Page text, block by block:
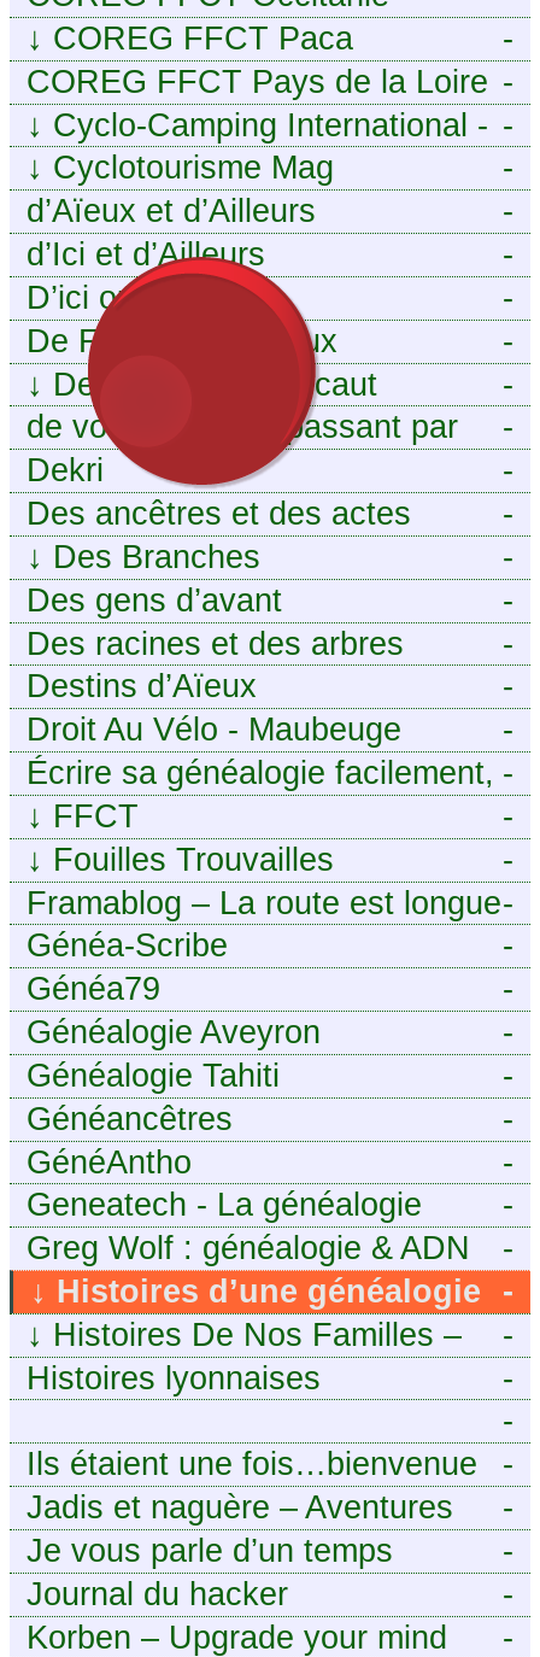
-
↓ COREG FFCT Paca
-
COREG FFCT Pays de la Loire
-
↓ Cyclo-Camping International -
Le voyage à vélo
-
↓ Cyclotourisme Mag
-
d’Aïeux et d’Ailleurs
-
d’Ici et d’Ailleurs
-
D’ici ou d’ailleurs
-
De France et d’Aïeux
-
↓ De la Baïse à l’Escaut
-
de vous aieux en passant par
moi
-
Dekri
-
Des ancêtres et des actes
-
↓ Des Branches
-
Des gens d’avant
-
Des racines et des arbres
-
Destins d’Aïeux
-
Droit Au Vélo - Maubeuge
Sambre-Avesnois
-
Écrire sa généalogie facilement,
sans stress avec Généalordi
-
↓ FFCT
-
↓ Fouilles Trouvailles
-
Framablog – La route est longue
mais la voie est libre…
-
Généa-Scribe
-
Généa79
-
Généalogie Aveyron
-
Généalogie Tahiti
-
Généancêtres
-
GénéAntho
-
Geneatech - La généalogie
numérique à portée de tous
-
Greg Wolf : généalogie & ADN
-
↓ Histoires d’une généalogie
Léonarde
-
↓ Histoires De Nos Familles –
Blog de généalogie
-
Histoires lyonnaises
-
https://
-
Ils étaient une fois…bienvenue
chez mes ancêtres. – Une
histoire tourangelle, mais pas
seulement.
-
Jadis et naguère – Aventures
généalogiques de l’Atlantique
aux contreforts des Alpes
-
Je vous parle d’un temps
-
Journal du hacker
-
Korben – Upgrade your mind